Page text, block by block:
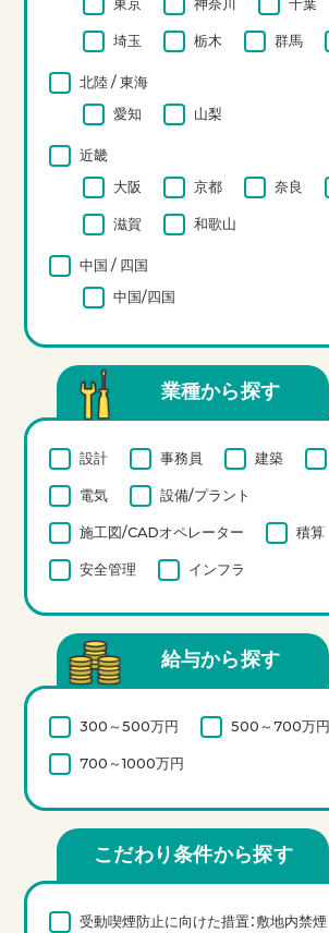
東京
神奈川 千葉
埼玉 栃木 群馬
北陸 / 東海
愛知
山梨
近畿
大阪
京都 奈良
滋賀 和歌山
中国 / 四国
中国/四国
業種から探す
設計 事務員 建築
電気 設備/プラント
施工図/CADオペレーター 積算
安全管理 インフラ
給与から探す
300～500万円 500～700万円
700～1000万円
こだわり条件から探す
受動喫煙防止に向けた措置：敷地内禁煙